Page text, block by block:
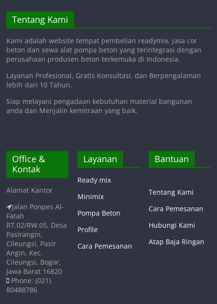
Tentang Kami
Kami adalah website tempat pembelian readymix, jasa cor
beton dan sewa alat pompa beton yang terintegrasi dengan
perusahaan produsen beton terkemuka di Indonesia.
Layanan Profesional, Gratis Konsultasi, dan Berpengalaman
lebih dari 10 Tahun.
Siap melayani pengadaan kebutuhan material bangunan
anda dan Menjalin kemitraan yang baik.
Office &
Kontak
Alamat Kantor
Jalan Ponpes Al-
Fatah
RT.02/RW.05, Desa
Pasirangin,
Cileungsi, Pasir
Angin, Kec.
Cileungsi, Bogor,
Jawa Barat 16820
Phone: (021)
80488786
Layanan
Ready mix
Minimix
Pompa Beton
Profile
Cara Pemesanan
Bantuan
Tentang Kami
Cara Pemesanan
Hubungi Kami
Atap Baja Ringan